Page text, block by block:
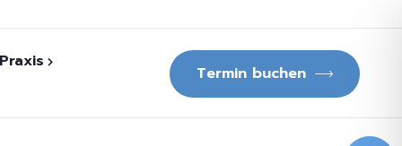
Praxis
Termin buchen